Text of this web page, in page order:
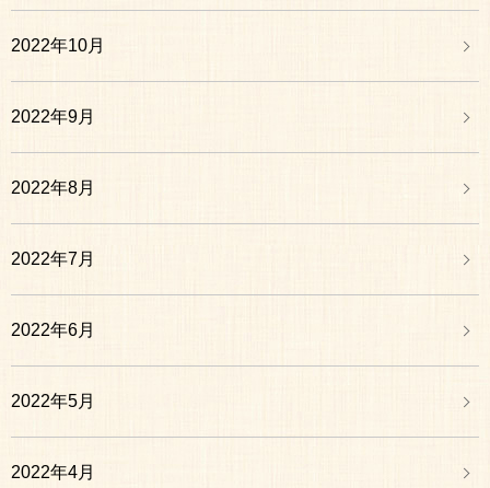
2022年10月
2022年9月
2022年8月
2022年7月
2022年6月
2022年5月
2022年4月